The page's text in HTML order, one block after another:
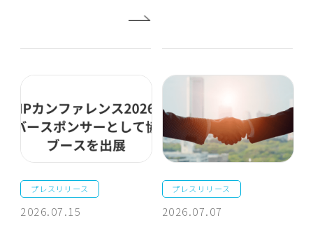
プレスリリース
2026.07.15
プレスリリース
2026.07.07